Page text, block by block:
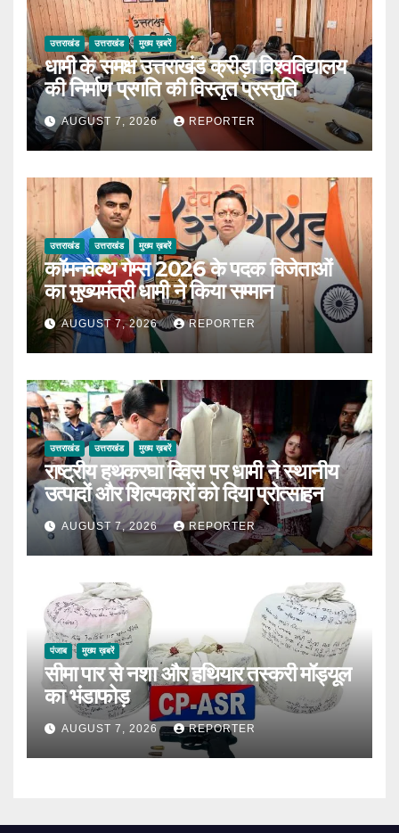
उत्तराखंड उत्तराखंड मुख्य ख़बरें
धामी के समक्ष उत्तराखंड क्रीड़ा विश्वविद्यालय
की निर्माण प्रगति की विस्तृत प्रस्तुति
AUGUST 7, 2026 REPORTER
उत्तराखंड उत्तराखंड मुख्य ख़बरें
कॉमनवेल्थ गेम्स 2026 के पदक विजेताओं
का मुख्यमंत्री धामी ने किया सम्मान
AUGUST 7, 2026 REPORTER
उत्तराखंड उत्तराखंड मुख्य ख़बरें
राष्ट्रीय हथकरघा दिवस पर धामी ने स्थानीय
उत्पादों और शिल्पकारों को दिया प्रोत्साहन
AUGUST 7, 2026 REPORTER
पंजाब मुख्य ख़बरें
सीमा पार से नशा और हथियार तस्करी मॉड्यूल
का भंडाफोड़
AUGUST 7, 2026 REPORTER